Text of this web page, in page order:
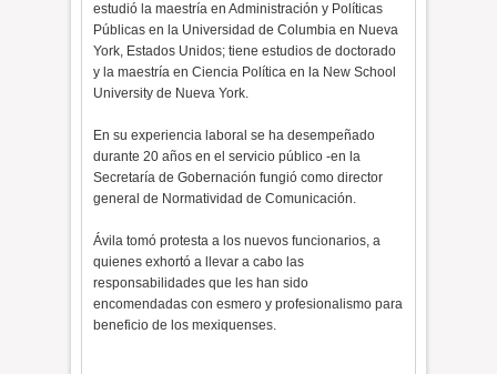
estudió la maestría en Administración y Políticas
Públicas en la Universidad de Columbia en Nueva
York, Estados Unidos; tiene estudios de doctorado
y la maestría en Ciencia Política en la New School
University de Nueva York.
En su experiencia laboral se ha desempeñado
durante 20 años en el servicio público -en la
Secretaría de Gobernación fungió como director
general de Normatividad de Comunicación.
Ávila tomó protesta a los nuevos funcionarios, a
quienes exhortó a llevar a cabo las
responsabilidades que les han sido
encomendadas con esmero y profesionalismo para
beneficio de los mexiquenses.